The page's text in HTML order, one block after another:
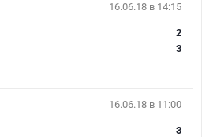
16.06.18 в 14:15
2
3
16.06.18 в 11:00
3